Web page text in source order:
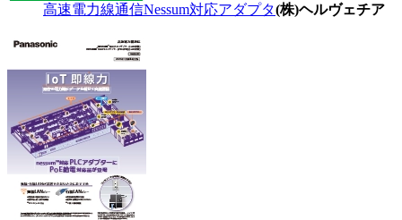
高速電力線通信Nessum対応アダプタ(株)ヘルヴェチア